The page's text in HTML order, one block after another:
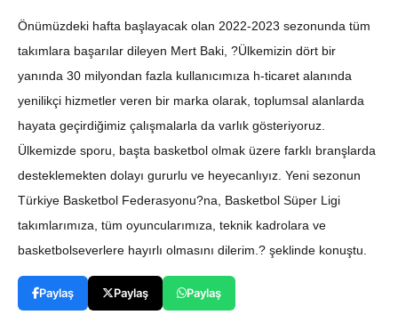
Önümüzdeki hafta başlayacak olan 2022-2023 sezonunda tüm
takımlara başarılar dileyen Mert Baki, ?Ülkemizin dört bir
yanında 30 milyondan fazla kullanıcımıza h-ticaret alanında
yenilikçi hizmetler veren bir marka olarak, toplumsal alanlarda
hayata geçirdiğimiz çalışmalarla da varlık gösteriyoruz.
Ülkemizde sporu, başta basketbol olmak üzere farklı branşlarda
desteklemekten dolayı gururlu ve heyecanlıyız. Yeni sezonun
Türkiye Basketbol Federasyonu?na, Basketbol Süper Ligi
takımlarımıza, tüm oyuncularımıza, teknik kadrolara ve
basketbolseverlere hayırlı olmasını dilerim.? şeklinde konuştu.
Paylaş Paylaş Paylaş